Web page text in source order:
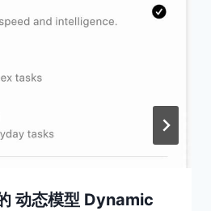
动态模型 Dynamic